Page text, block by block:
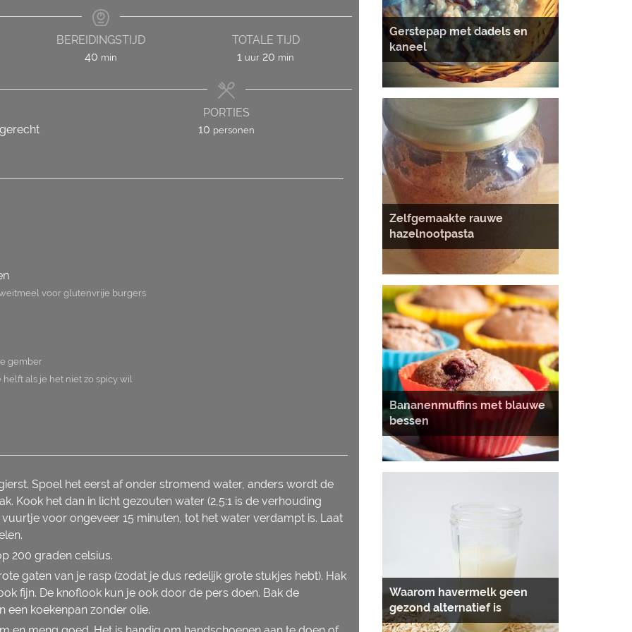
BEREIDINGSTIJD
40minuten
min
TOTALE TIJD
1 uur
uur 20 minuten
min
PORTIES
10 personen
voor glutenvrije burgers
gember
helft als je het niet zo spicy wil
Spoel het eerst af onder stromend water, anders wordt de
Kook het dan in licht gezouten water (2,5:1 is de verhouding
voor ongeveer 15 minuten, tot het water verdampt is. Laat
200 graden celsius.
gaten van je rasp (zodat je dus redelijk grote stukjes hebt). Hak
fijn. De knoflook kun je ook door de pers doen. Bak de
een koekenpan zonder olie.
Gerstepap met dadels en
kaneel
Zelfgemaakte rauwe
hazelnootpasta
Bananenmuffins met blauwe
bessen
Waarom havermelk geen
gezond alternatief is